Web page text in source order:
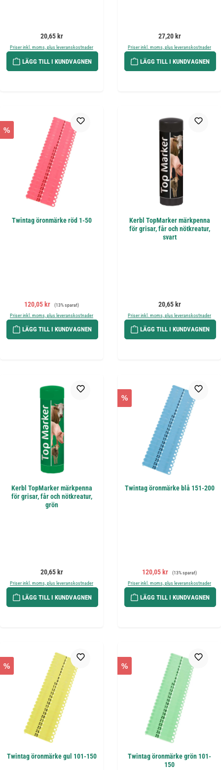
Ordinarie pris:
20,65 kr
Priser inkl. moms, plus leveranskostnader
LÄGG TILL I KUNDVAGNEN
Ordinarie pris:
27,20 kr
Priser inkl. moms, plus leveranskostnader
LÄGG TILL I KUNDVAGNEN
%
Twintag öronmärke röd 1-50
Försäljningspris:
120,05 kr Ordinarie pris:
(13% sparat)
Priser inkl. moms, plus leveranskostnader
LÄGG TILL I KUNDVAGNEN
Kerbl TopMarker märkpenna
för grisar, får och nötkreatur,
svart
Ordinarie pris:
20,65 kr
Priser inkl. moms, plus leveranskostnader
LÄGG TILL I KUNDVAGNEN
Kerbl TopMarker märkpenna
för grisar, får och nötkreatur,
grön
Ordinarie pris:
20,65 kr
Priser inkl. moms, plus leveranskostnader
LÄGG TILL I KUNDVAGNEN
%
Twintag öronmärke blå 151-200
Försäljningspris:
120,05 kr Ordinarie pris:
(13% sparat)
Priser inkl. moms, plus leveranskostnader
LÄGG TILL I KUNDVAGNEN
%
Twintag öronmärke gul 101-150
%
Twintag öronmärke grön 101-
150